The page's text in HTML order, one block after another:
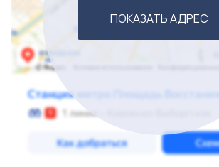
ЧТО ВХОДИТ В СТОИМОСТЬ
• Полностью оборудованная
остаток ориентировочно на 400 000
оборудование Belluna (на
3300 × 2600, высота 2200Внешний
Лофт-полки (металл + дерево)•
керамической столешницей и
ПОКАЗАТЬ АДРЕС